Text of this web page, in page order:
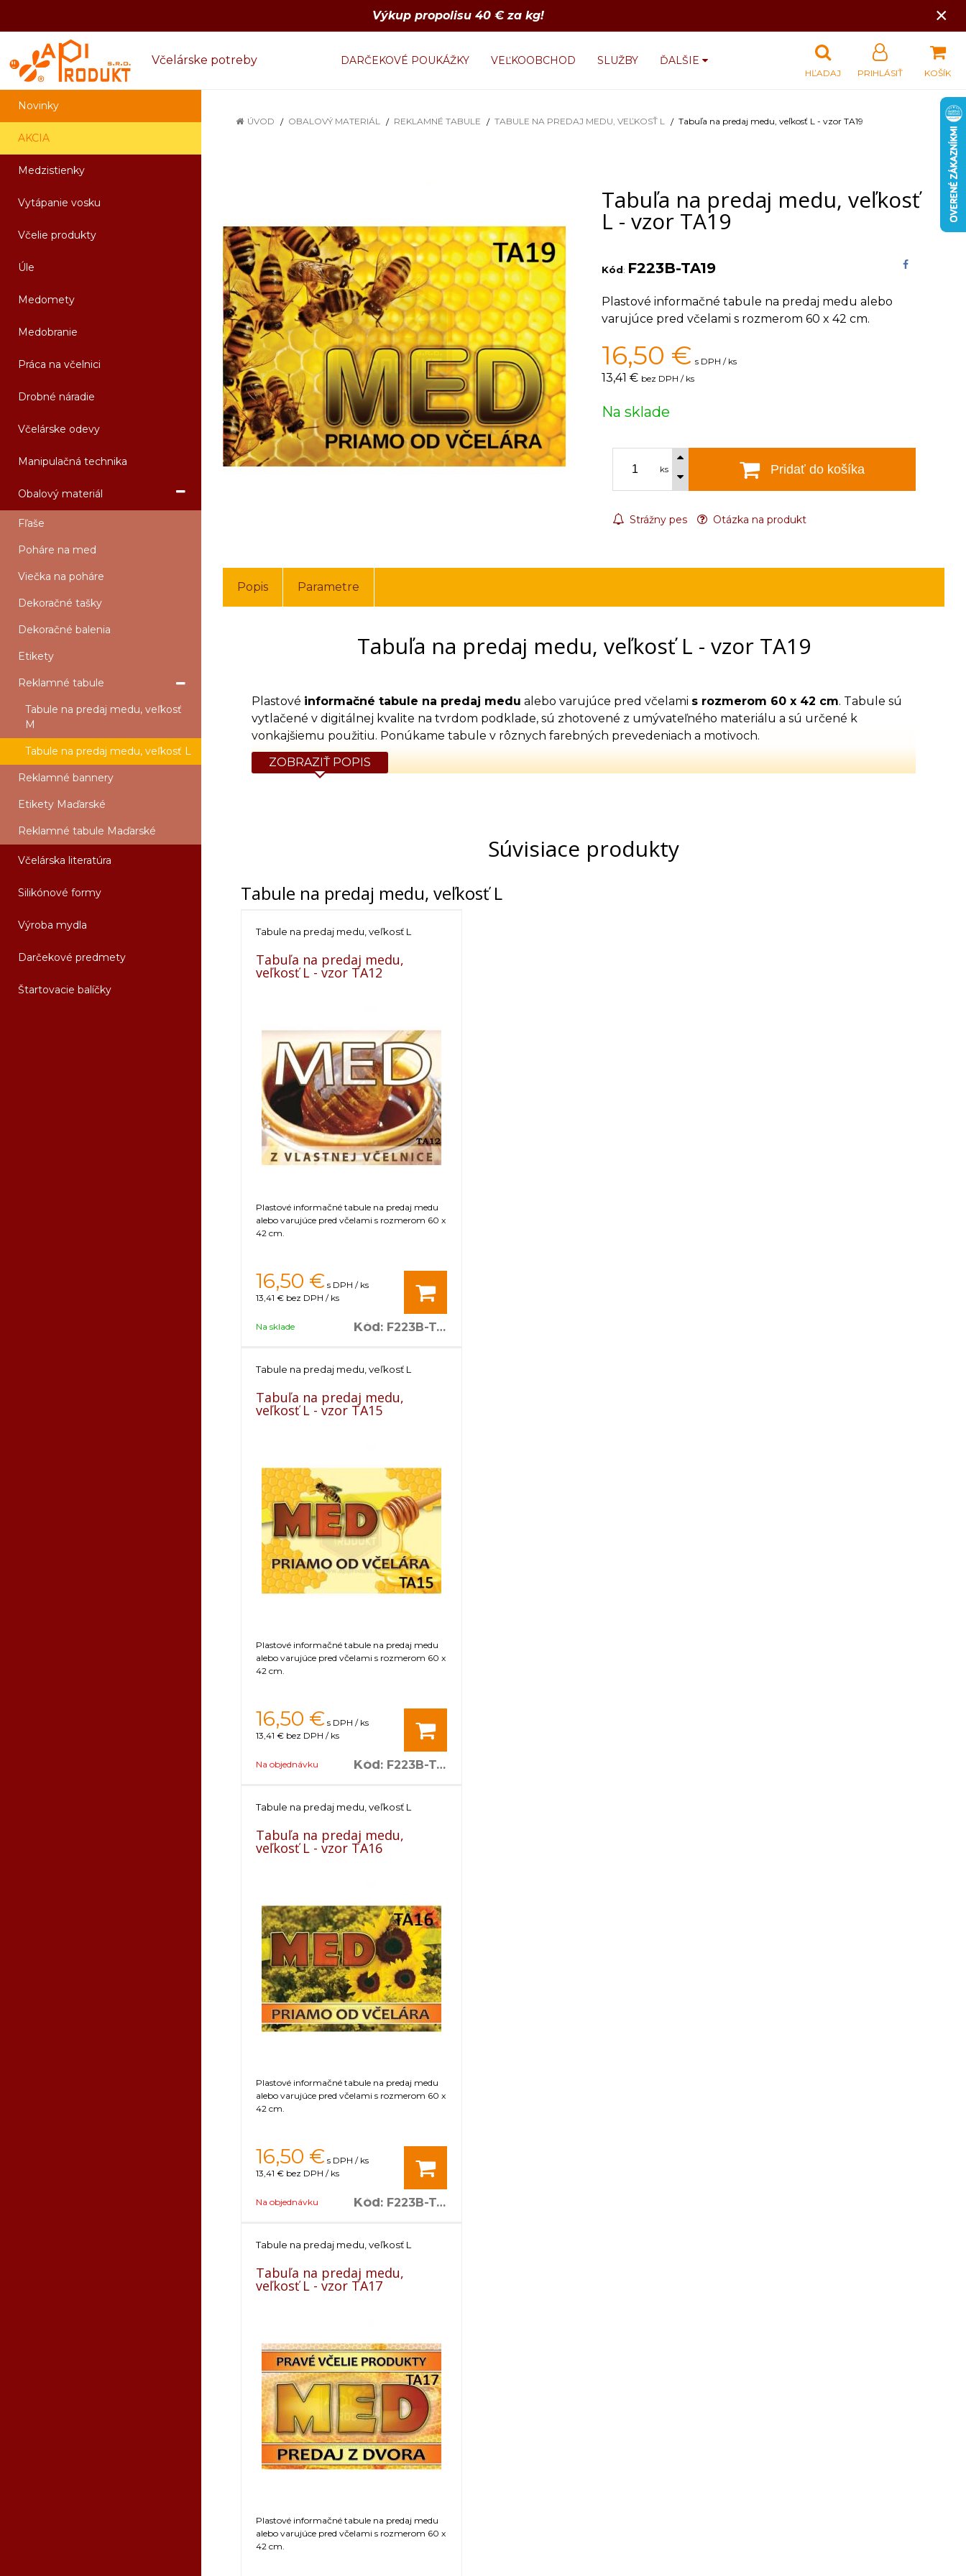
Výkup propolisu 40 € za kg! ×
Včelárske potreby DARČEKOVÉ POUKÁŽKY VEĽKOOBCHOD SLUŽBY ĎALŠIE
KOŠÍK
PRIHLÁSIŤ
HĽADAJ
Novinky
AKCIA
Medzistienky
Vytápanie vosku
Včelie produkty
Úle
Medomety
Medobranie
Práca na včelnici
Drobné náradie
Včelárske odevy
Manipulačná technika
Obalový materiál
Fľaše
Poháre na med
Viečka na poháre
Dekoračné tašky
Dekoračné balenia
Etikety
Reklamné tabule
Tabule na predaj medu, veľkosť
M
Tabule na predaj medu, veľkosť L
Reklamné bannery
Etikety Maďarské
Reklamné tabule Maďarské
Včelárska literatúra
Silikónové formy
Výroba mydla
Darčekové predmety
Štartovacie balíčky
ÚVOD OBALOVÝ MATERIÁL REKLAMNÉ TABULE TABULE NA PREDAJ MEDU, VEĽKOSŤ L Tabuľa na predaj medu, veľkosť L - vzor TA19
Tabuľa na predaj medu, veľkosť
L - vzor TA19
Kód: F223B-TA19
Plastové informačné tabule na predaj medu alebo
varujúce pred včelami s rozmerom 60 x 42 cm.
16,50 € s DPH / ks
13,41 € bez DPH / ks
Na sklade
ks Pridať do košíka
Strážny pes Otázka na produkt
Popis Parametre
Tabuľa na predaj medu, veľkosť L - vzor TA19
Plastové informačné tabule na predaj medu alebo varujúce pred včelami s rozmerom 60 x 42 cm. Tabule sú
vytlačené v digitálnej kvalite na tvrdom podklade, sú zhotovené z umývateľného materiálu a sú určené k
vonkajšiemu použitiu. Ponúkame tabule v rôznych farebných prevedeniach a motivoch.
ZOBRAZIŤ POPIS
Súvisiace produkty
Tabule na predaj medu, veľkosť L
Tabule na predaj medu, veľkosť L
Tabuľa na predaj medu,
veľkosť L - vzor TA12
Plastové informačné tabule na predaj medu
alebo varujúce pred včelami s rozmerom 60 x
42 cm.
16,50 € s DPH / ks
13,41 € bez DPH / ks
Na sklade Kód: F223B-TA12
Tabule na predaj medu, veľkosť L
Tabuľa na predaj medu,
veľkosť L - vzor TA15
Plastové informačné tabule na predaj medu
alebo varujúce pred včelami s rozmerom 60 x
42 cm.
16,50 € s DPH / ks
13,41 € bez DPH / ks
Na objednávku Kód: F223B-TA15
Tabule na predaj medu, veľkosť L
Tabuľa na predaj medu,
veľkosť L - vzor TA16
Plastové informačné tabule na predaj medu
alebo varujúce pred včelami s rozmerom 60 x
42 cm.
16,50 € s DPH / ks
13,41 € bez DPH / ks
Na objednávku Kód: F223B-TA16
Tabule na predaj medu, veľkosť L
Tabuľa na predaj medu,
veľkosť L - vzor TA17
Plastové informačné tabule na predaj medu
alebo varujúce pred včelami s rozmerom 60 x
42 cm.